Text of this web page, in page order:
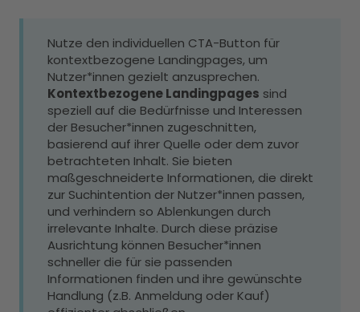
Nutze den individuellen CTA-Button für
kontextbezogene Landingpages, um
Nutzer*innen gezielt anzusprechen.
Kontextbezogene Landingpages sind
speziell auf die Bedürfnisse und Interessen
der Besucher*innen zugeschnitten,
basierend auf ihrer Quelle oder dem zuvor
betrachteten Inhalt. Sie bieten
maßgeschneiderte Informationen, die direkt
zur Suchintention der Nutzer*innen passen,
und verhindern so Ablenkungen durch
irrelevante Inhalte. Durch diese präzise
Ausrichtung können Besucher*innen
schneller die für sie passenden
Informationen finden und ihre gewünschte
Handlung (z.B. Anmeldung oder Kauf)